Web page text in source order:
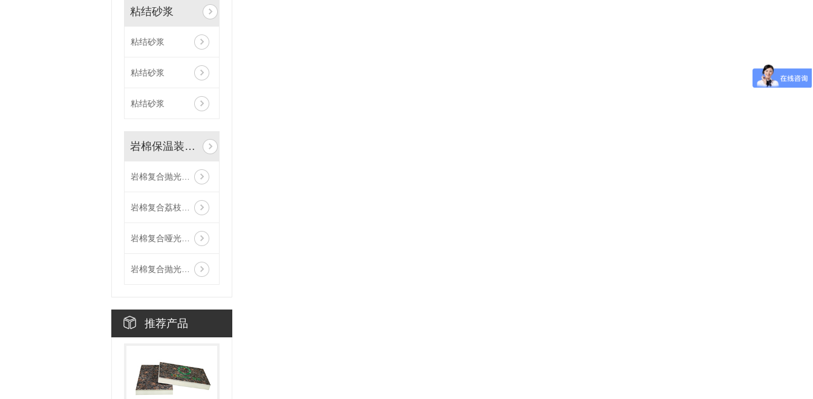
粘结砂浆
粘结砂浆
粘结砂浆
粘结砂浆
岩棉保温装饰一体板
岩棉复合抛光面陶瓷薄板保温装饰一体板
岩棉复合荔枝面陶瓷薄板保温装饰一体板
岩棉复合哑光面陶瓷薄板保温装饰一体板
岩棉复合抛光面陶瓷薄板保温装饰一体板
推荐产品